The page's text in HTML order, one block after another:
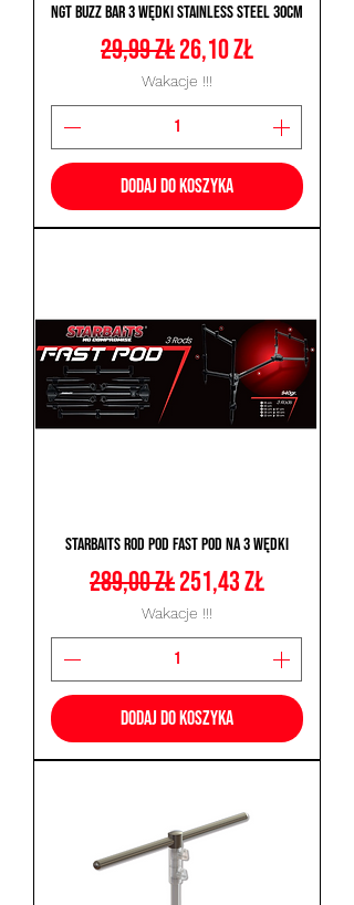
NGT Buzz Bar 3 Wędki Stainless Steel 30cm
Regularna cena
29,99 złCena rabatowa
26,10 zł
Wakacje !!!
Dodaj do koszyka
Starbaits Rod Pod Fast Pod na 3 Wędki
Regularna cena
289,00 złCena rabatowa
251,43 zł
Wakacje !!!
Dodaj do koszyka